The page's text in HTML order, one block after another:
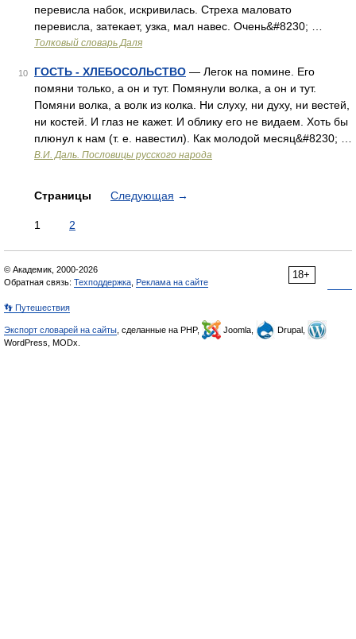
перевисла набок, искривилась. Стреха маловато
перевисла, затекает, узка, мал навес. Очень&#8230; …
Толковый словарь Даля
10 ГОСТЬ - ХЛЕБОСОЛЬСТВО — Легок на помине. Его
помяни только, а он и тут. Помянули волка, а он и тут.
Помяни волка, а волк из колка. Ни слуху, ни духу, ни вестей,
ни костей. И глаз не кажет. И облику его не видаем. Хоть бы
плюнул к нам (т. е. навестил). Как молодой месяц&#8230; …
В.И. Даль. Пословицы русского народа
Страницы Следующая →
1 2
18+
© Академик, 2000-2026
Обратная связь: Техподдержка Реклама на сайте
👣 Путешествия
Экспорт словарей на сайты , сделанные на PHP, Joomla,
Drupal,
WordPress, MODx.